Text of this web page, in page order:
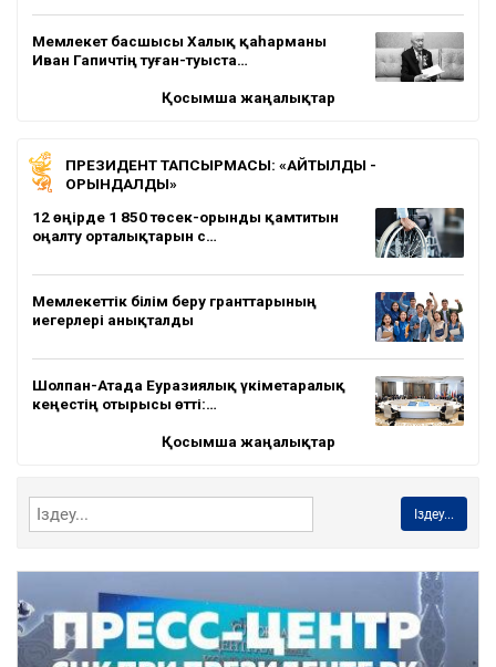
Мемлекет басшысы Халық қаһарманы
Иван Гапичтің туған-туыста…
Қосымша жаңалықтар
ПРЕЗИДЕНТ ТАПСЫРМАСЫ: «АЙТЫЛДЫ -
ОРЫНДАЛДЫ»
12 өңірде 1 850 төсек-орынды қамтитын
оңалту орталықтарын с…
Мемлекеттік білім беру гранттарының
иегерлері анықталды
Шолпан-Атада Еуразиялық үкіметаралық
кеңестің отырысы өтті:…
Қосымша жаңалықтар
Іздеу...